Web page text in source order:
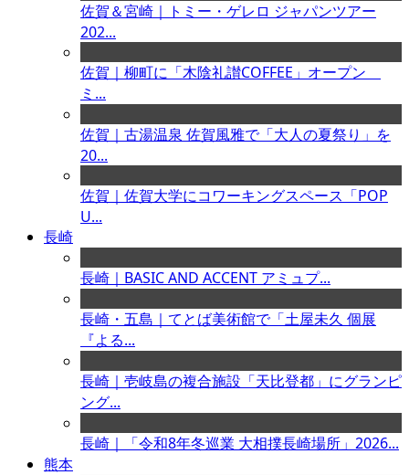
佐賀＆宮崎｜トミー・ゲレロ ジャパンツアー
202...
佐賀｜柳町に「木陰礼讃COFFEE」オープン
ミ...
佐賀｜古湯温泉 佐賀風雅で「大人の夏祭り」を
20...
佐賀｜佐賀大学にコワーキングスペース「POP
U...
長崎
長崎｜BASIC AND ACCENT アミュプ...
長崎・五島｜てとば美術館で「土屋未久 個展
『よる...
長崎｜壱岐島の複合施設「天比登都」にグランピ
ング...
長崎｜「令和8年冬巡業 大相撲長崎場所」2026...
熊本